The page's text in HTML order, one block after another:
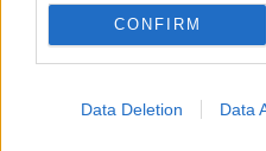
CONFIRM
Data Deletion Data
Pre pridanie